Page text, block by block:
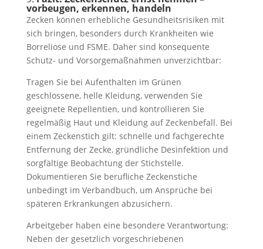
vorbeugen, erkennen, handeln
Zecken können erhebliche Gesundheitsrisiken mit
sich bringen, besonders durch Krankheiten wie
Borreliose und FSME. Daher sind konsequente
Schutz- und Vorsorgemaßnahmen unverzichtbar:
Tragen Sie bei Aufenthalten im Grünen
geschlossene, helle Kleidung, verwenden Sie
geeignete Repellentien, und kontrollieren Sie
regelmäßig Haut und Kleidung auf Zeckenbefall. Bei
einem Zeckenstich gilt: schnelle und fachgerechte
Entfernung der Zecke, gründliche Desinfektion und
sorgfältige Beobachtung der Stichstelle.
Dokumentieren Sie berufliche Zeckenstiche
unbedingt im Verbandbuch, um Ansprüche bei
späteren Erkrankungen abzusichern.
Arbeitgeber haben eine besondere Verantwortung:
Neben der gesetzlich vorgeschriebenen